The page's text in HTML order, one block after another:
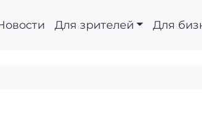
Для зрителей Для